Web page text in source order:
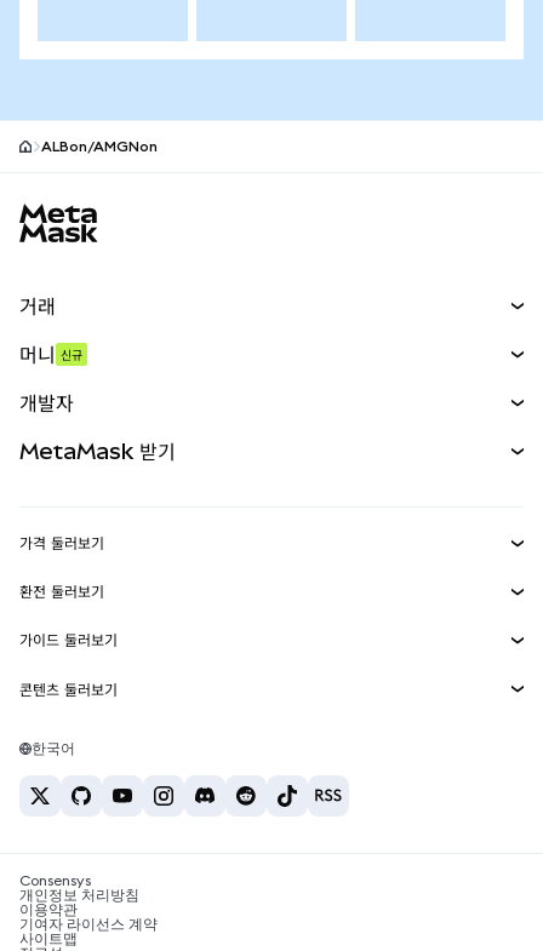
ALBon/AMGNon
거래
무기한 선물
실물자산
머니 신규
개발자
MetaMask Connect
Snaps
웹3 서비스
MetaMask 받기
보안
고객 지원
채용
가격 둘러보기
이더리움 가격
솔라나 가격
테더 가격
환전 둘러보기
ETH를 USD로 환전
USDT를 INR로 환전
BTC를 INR로 환전
ETH를 USDT로 환전
가이드 둘러보기
ETH 매수
USDT 매수
SHIB 매수
BNB 매수
콘텐츠 둘러보기
솔라나 지갑
암호화폐 세금 뉴스
암호화폐 매수 방법
한국어
Consensys
개인정보 처리방침
이용약관
기여자 라이선스 계약
사이트맵